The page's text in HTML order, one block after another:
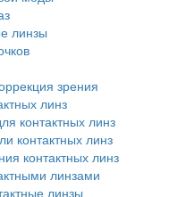
линзы
зрения
линз
контактных линз
контактных линз
контактных линз
линзами
линзы